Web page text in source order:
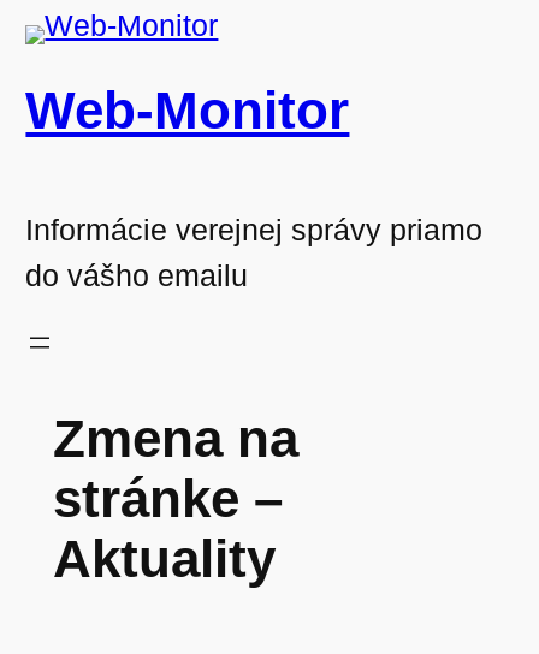
Prejsť
obsah
Web-Monitor
Informácie verejnej správy priamo
do vášho emailu
Zmena na
stránke –
Aktuality